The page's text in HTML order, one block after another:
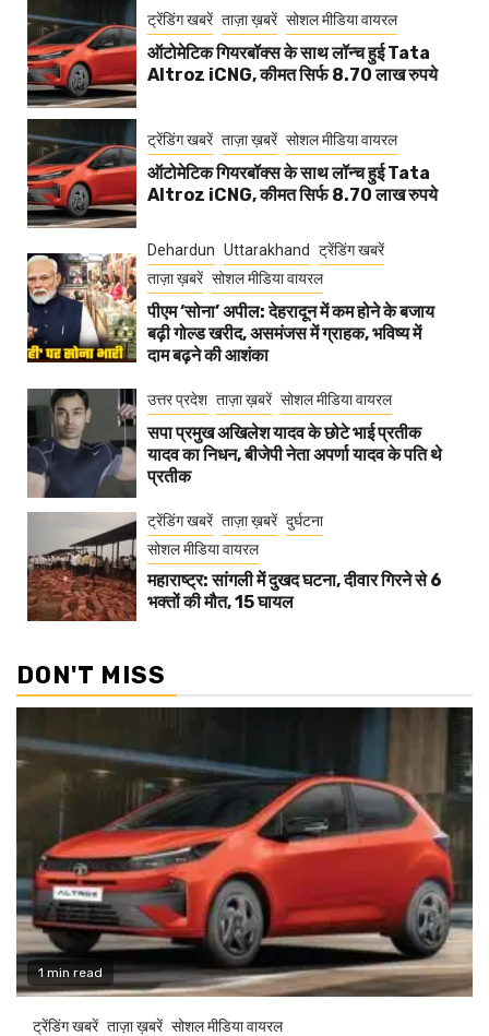
ट्रेंडिंग खबरें ताज़ा ख़बरें सोशल मीडिया वायरल
ऑटोमेटिक गियरबॉक्स के साथ लॉन्च हुई Tata
Altroz iCNG, कीमत सिर्फ 8.70 लाख रुपये
ट्रेंडिंग खबरें ताज़ा ख़बरें सोशल मीडिया वायरल
ऑटोमेटिक गियरबॉक्स के साथ लॉन्च हुई Tata
Altroz iCNG, कीमत सिर्फ 8.70 लाख रुपये
Dehardun Uttarakhand
ट्रेंडिंग खबरें
ताज़ा ख़बरें सोशल मीडिया वायरल
पीएम ‘सोना’ अपील: देहरादून में कम होने के बजाय
बढ़ी गोल्ड खरीद, असमंजस में ग्राहक, भविष्य में
दाम बढ़ने की आशंका
उत्तर प्रदेश ताज़ा ख़बरें सोशल मीडिया वायरल
सपा प्रमुख अखिलेश यादव के छोटे भाई प्रतीक
यादव का निधन, बीजेपी नेता अपर्णा यादव के पति थे
प्रतीक
ट्रेंडिंग खबरें ताज़ा ख़बरें दुर्घटना
सोशल मीडिया वायरल
महाराष्ट्र: सांगली में दुखद घटना, दीवार गिरने से 6
भक्तों की मौत, 15 घायल
DON'T MISS
1 min read
ट्रेंडिंग खबरें ताज़ा ख़बरें सोशल मीडिया वायरल